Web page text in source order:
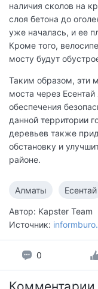
наличия сколов на
слоя бетона до
уже началась, и ее
Кроме того,
мосту будут
Таким образом, эти
моста через
обеспечения
данной территории
деревьев также
обстановку и
районе.
Алматы Есентай
Автор: Kapster Team
Источник:
0